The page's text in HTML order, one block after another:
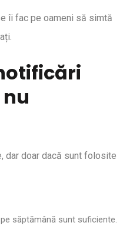
îi fac pe oameni să simtă
dar doar dacă sunt folosite
săptămână sunt suficiente.